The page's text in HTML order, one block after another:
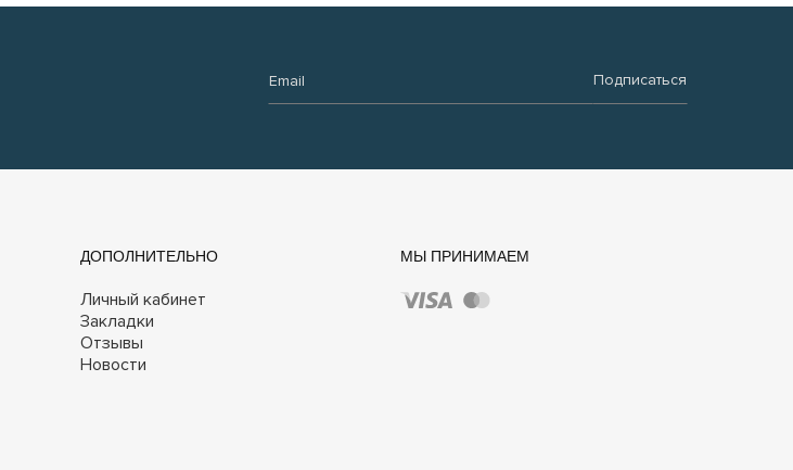
Подписаться
ДОПОЛНИТЕЛЬНО
Личный кабинет
Закладки
Отзывы
Новости
МЫ ПРИНИМАЕМ